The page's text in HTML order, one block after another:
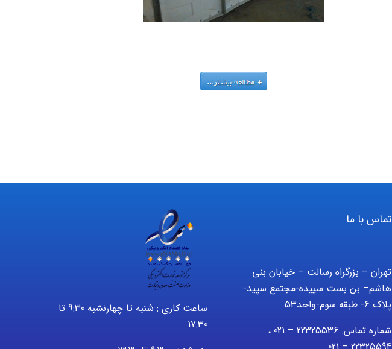
تماس با ما
تهران – بزرگراه رسالت – خیابان بنی
هاشم– بن بست سپیده-مجتمع سپید-
پلاک 6- طبقه سوم-واحد53
شماره تماس: 22325536 – 021 ،
ساعت کاری : شنبه تا چهارنشبه 9:30 تا
17:30